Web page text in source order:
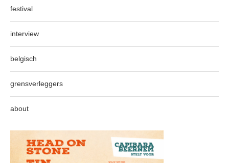
festival
interview
belgisch
grensverleggers
about